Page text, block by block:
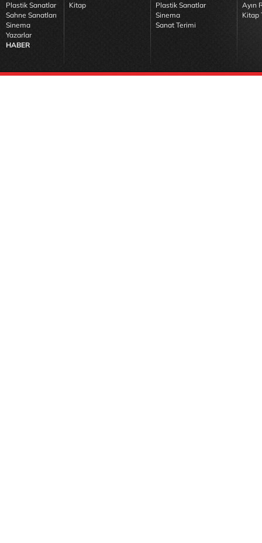
Plastik Sanatlar
Sahne Sanatları
Sinema
Yazarlar
HABER
Kitap
Plastik Sanatlar
Sinema
Sanat Terimi
Ayın
Kitap